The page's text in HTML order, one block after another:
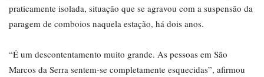
praticamente isolada, situação que se agravou com a suspensão da
paragem de comboios naquela estação, há dois anos.
“É um descontentamento muito grande. As pessoas em São
Marcos da Serra sentem-se completamente esquecidas”, afirmou